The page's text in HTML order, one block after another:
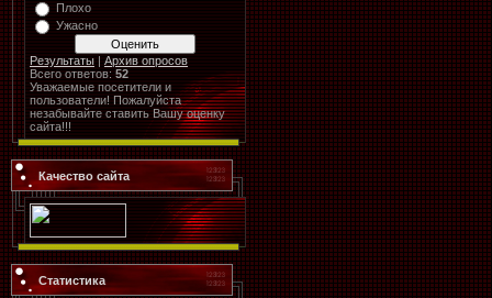
Плохо
Ужасно
Результаты
Архив опросов
Всего ответов: 52
Уважаемые посетители и
пользователи! Пожалуйста
незабывайте ставить Вашу оценку
сайта!!!
Качество сайта
Статистика